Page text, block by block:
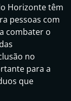
Horizonte têm
pessoas com
combater o
no
para a
que